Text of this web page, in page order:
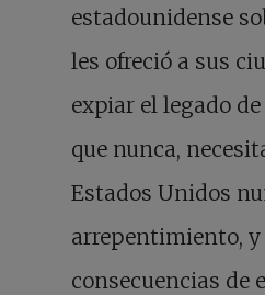
estadounidense
les ofreció a sus
expiar el legado
que nunca,
Estados Unidos
arrepentimiento,
consecuencias de